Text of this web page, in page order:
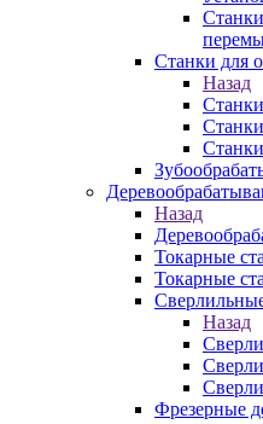
Станки для
Назад
Назад
Токарные
Токарные
Назад
Фрезерные